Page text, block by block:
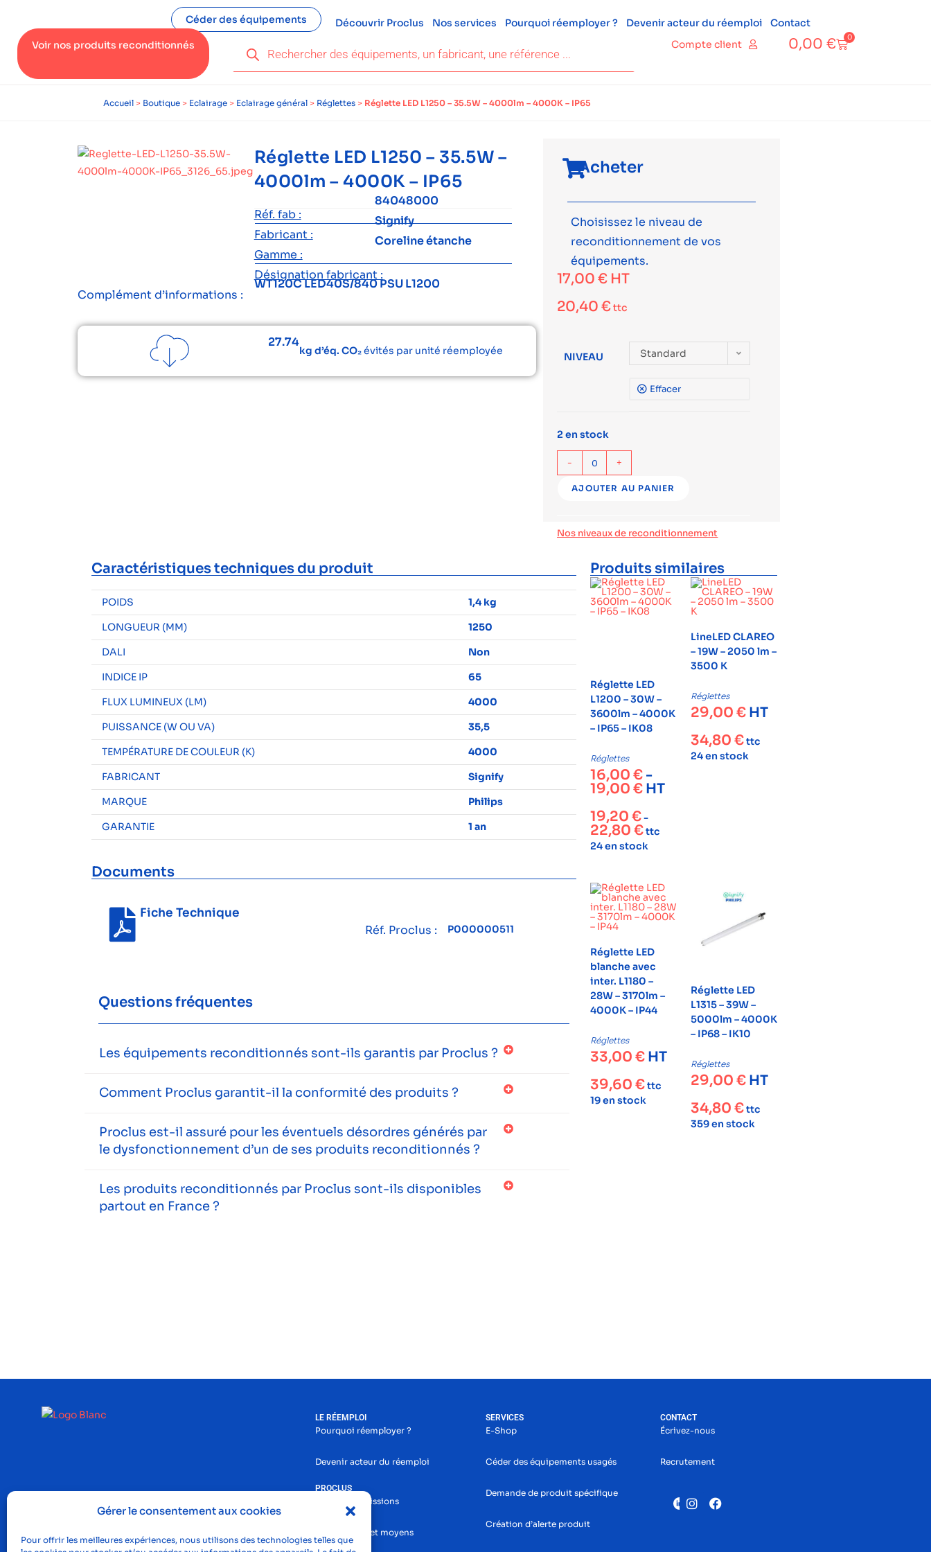
Gérer le consentement aux cookies
Pour offrir les meilleures expériences, nous utilisons des technologies telles que
Céder des équipements Découvrir Proclus Nos services Pourquoi réemployer ? Devenir acteur du réemploi
Contact
Voir nos produits reconditionnés
Compte client 0,00 € 0
Accueil > Boutique > Eclairage > Eclairage général > Réglettes > Réglette LED L1250 – 35.5W – 4000lm – 4000K – IP65
Réglette LED L1250 – 35.5W –
4000lm – 4000K – IP65
Réf. fab :
84048000
Fabricant :
Signify
Gamme :
Coreline étanche
Désignation fabricant :
WT120C LED40S/840 PSU L1200
Complément d’informations :
27.74
kg d’éq. CO₂évités par unité réemployée
Acheter
Choisissez le niveau de
reconditionnement de vos
équipements.
17,00€ HT
20,40€ttc
NIVEAU Standard
Effacer
2 en stock
- +
AJOUTER AU PANIER
Nos niveaux de reconditionnement
Caractéristiques techniques du produit
POIDS
1,4 kg
LONGUEUR (MM)
1250
DALI
Non
INDICE IP
65
FLUX LUMINEUX (LM)
4000
PUISSANCE (W OU VA)
35,5
TEMPÉRATURE DE COULEUR (K)
4000
FABRICANT
Signify
MARQUE
Philips
GARANTIE
1 an
Documents
Fiche Technique
Réf. Proclus :
P000000511
Questions fréquentes
Les équipements reconditionnés sont-ils garantis par Proclus ?
Comment Proclus garantit-il la conformité des produits ?
Proclus est-il assuré pour les éventuels désordres générés par
le dysfonctionnement d’un de ses produits reconditionnés ?
Les produits reconditionnés par Proclus sont-ils disponibles
partout en France ?
Produits similaires
Réglette LED
L1200 – 30W –
3600lm – 4000K
– IP65 – IK08
Réglettes
16,00 € -
19,00 € HT
19,20 €-
22,80 €ttc
24 en stock
LineLED CLAREO
– 19W – 2050 lm –
3500 K
Réglettes
29,00 € HT
34,80 €ttc
24 en stock
Réglette LED
blanche avec
inter. L1180 –
28W – 3170lm –
4000K – IP44
Réglettes
33,00 € HT
39,60 €ttc
19 en stock
Réglette LED
L1315 – 39W –
5000lm – 4000K
– IP68 – IK10
Réglettes
29,00 € HT
34,80 €ttc
359 en stock
LE RÉEMPLOI
Pourquoi réemployer ?
Devenir acteur du réemploi
PROCLUS
Histoire et missions
Nos services et moyens
SERVICES
E-Shop
Céder des équipements usagés
Demande de produit spécifique
Création d’alerte produit
CONTACT
Écrivez-nous
Recrutement